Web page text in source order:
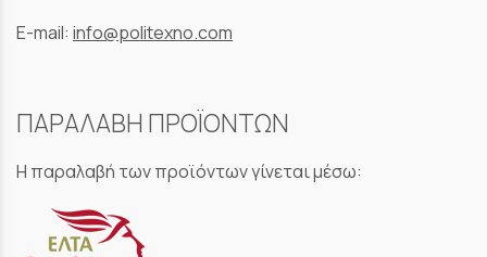
E-mail: info@politexno.com
ΠΑΡΑΛΑΒΗ ΠΡΟΪΟΝΤΩΝ
Η παραλαβή των προϊόντων γίνεται μέσω: